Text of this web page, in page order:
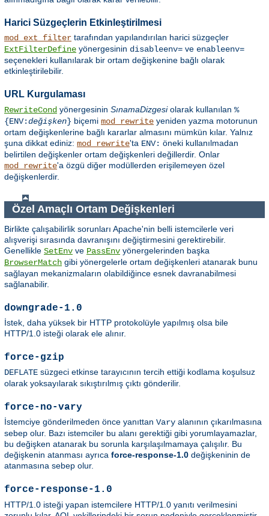
Harici Süzgeçlerin Etkinleştirilmesi
mod_ext_filter tarafından yapılandırılan harici süzgeçler
ExtFilterDefine yönergesinin disableenv= ve enableenv=
seçenekleri kullanılarak bir ortam değişkenine bağlı olarak
etkinleştirilebilir.
URL Kurgulaması
RewriteCond yönergesinin SınamaDizgesiolarak kullanılan %
{ENV:değişken} biçemi mod_rewrite yeniden yazma motorunun
ortam değişkenlerine bağlı kararlar almasını mümkün kılar. Yalnız
şuna dikkat ediniz: mod_rewrite'ta ENV: öneki kullanılmadan
belirtilen değişkenler ortam değişkenleri değillerdir. Onlar
mod_rewrite'a özgü diğer modüllerden erişilemeyen özel
değişkenlerdir.
Özel Amaçlı Ortam Değişkenleri
Birlikte çalışabilirlik sorunları Apache'nin belli istemcilerle veri
alışverişi sırasında davranışını değiştirmesini gerektirebilir.
Genellikle SetEnv ve PassEnv yönergelerinden başka
BrowserMatch gibi yönergelerle ortam değişkenleri atanarak bunu
sağlayan mekanizmaların olabildiğince esnek davranabilmesi
sağlanabilir.
downgrade-1.0
İstek, daha yüksek bir HTTP protokolüyle yapılmış olsa bile
HTTP/1.0 isteği olarak ele alınır.
force-gzip
DEFLATE süzgeci etkinse tarayıcının tercih ettiği kodlama koşulsuz
olarak yoksayılarak sıkıştırılmış çıktı gönderilir.
force-no-vary
İstemciye gönderilmeden önce yanıttan Vary alanının çıkarılmasına
sebep olur. Bazı istemciler bu alanı gerektiği gibi yorumlayamazlar,
bu değişken atanarak bu sorunla karşılaşılmamaya çalışılır. Bu
değişkenin atanması ayrıca force-response-1.0 değişkeninin de
atanmasına sebep olur.
force-response-1.0
HTTP/1.0 isteği yapan istemcilere HTTP/1.0 yanıtı verilmesini